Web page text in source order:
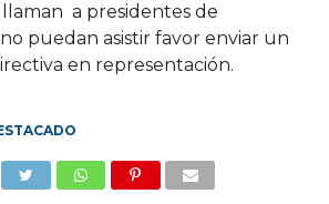
a presidentes de
puedan asistir favor enviar un
en representación.